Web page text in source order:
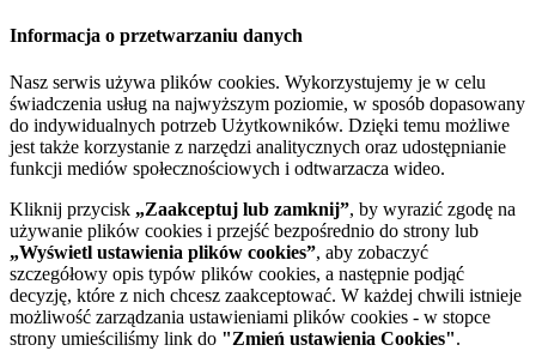
Informacja o przetwarzaniu danych
Nasz serwis używa plików cookies. Wykorzystujemy je w celu
świadczenia usług na najwyższym poziomie, w sposób dopasowany
do indywidualnych potrzeb Użytkowników. Dzięki temu możliwe
jest także korzystanie z narzędzi analitycznych oraz udostępnianie
funkcji mediów społecznościowych i odtwarzacza wideo.
Kliknij przycisk „Zaakceptuj lub zamknij”, by wyrazić zgodę na
używanie plików cookies i przejść bezpośrednio do strony lub
„Wyświetl ustawienia plików cookies”, aby zobaczyć
szczegółowy opis typów plików cookies, a następnie podjąć
decyzję, które z nich chcesz zaakceptować. W każdej chwili istnieje
możliwość zarządzania ustawieniami plików cookies - w stopce
strony umieściliśmy link do "Zmień ustawienia Cookies".